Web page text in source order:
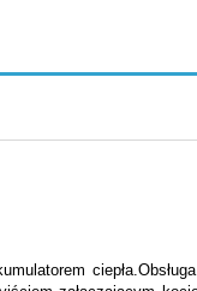
ciepła.